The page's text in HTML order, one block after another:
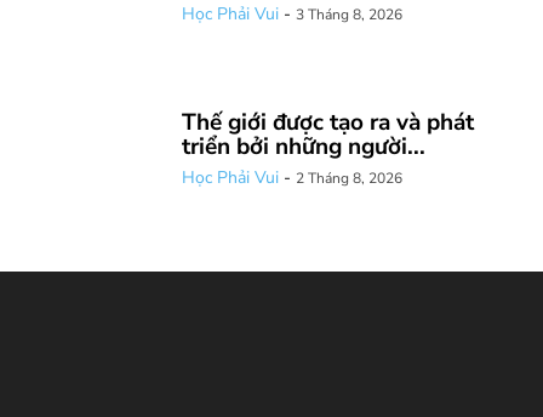
Học Phải Vui - 3 Tháng 8, 2026
Thế giới được tạo ra và phát
triển bởi những người...
Học Phải Vui - 2 Tháng 8, 2026